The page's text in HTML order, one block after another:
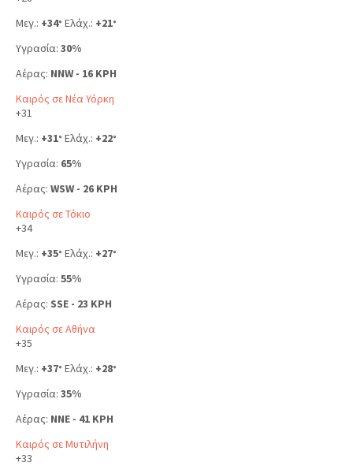
Μεγ.: +34° Ελάχ.: +21°
Υγρασία: 30%
Αέρας: NNW - 16 KPH
Καιρός σε Νέα Υόρκη
+31
Μεγ.: +31° Ελάχ.: +22°
Υγρασία: 65%
Αέρας: WSW - 26 KPH
Καιρός σε Τόκιο
+34
Μεγ.: +35° Ελάχ.: +27°
Υγρασία: 55%
Αέρας: SSE - 23 KPH
Καιρός σε Αθήνα
+35
Μεγ.: +37° Ελάχ.: +28°
Υγρασία: 35%
Αέρας: NNE - 41 KPH
Καιρός σε Μυτιλήνη
+33